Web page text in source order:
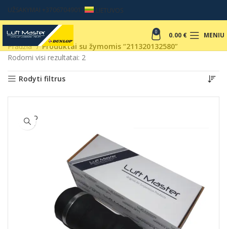
UŽSAKYMAI +37067049017 LIETUVOS
0 0.00 € MENIU
Pradžia
Produktai su žymomis “211320132580”
Rodomi visi rezultatai: 2
Rodyti filtrus
SOLD
OUT